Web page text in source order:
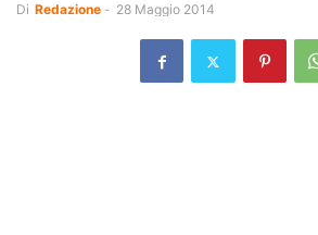
Di Redazione - 28 Maggio 2014